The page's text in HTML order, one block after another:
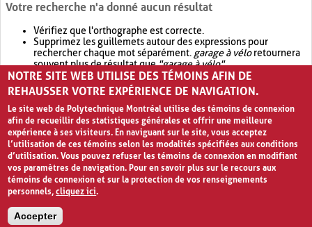
Votre recherche n'a donné aucun résultat
Vérifiez que l'orthographe est correcte.
Supprimez les guillemets autour des expressions pour
rechercher chaque mot séparément. garage à véloretournera
souvent plus de résultat que"garage à vélo".
Envisagez d'élargir votre recherche avec OR.garage OR vélo
retournera souvent plus de résultat quegarage à vélo
NOTRE SITE WEB UTILISE DES TÉMOINS AFIN DE
REHAUSSER VOTRE EXPÉRIENCE DE NAVIGATION.
Le site web de Polytechnique Montréal utilise des témoins de connexion
afin de recueillir des statistiques générales et offrir une meilleure
expérience à ses visiteurs. En naviguant sur le site, vous acceptez
l’utilisation de ces témoins selon les modalités spécifiées aux conditions
d’utilisation. Vous pouvez refuser les témoins de connexion en modifiant
vos paramètres de navigation. Pour en savoir plus sur le recours aux
témoins de connexion et sur la protection de vos renseignements
personnels,cliquez ici.
Accepter